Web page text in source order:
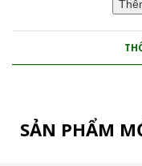
SẢN PHẨM